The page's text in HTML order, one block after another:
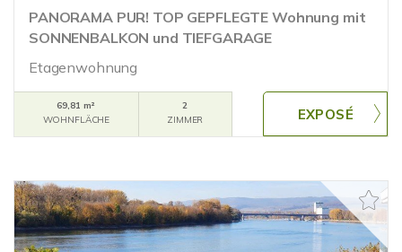
PANORAMA PUR! TOP GEPFLEGTE Wohnung mit
SONNENBALKON und TIEFGARAGE
Etagenwohnung
69,81 m²
WOHNFLÄCHE
2
ZIMMER